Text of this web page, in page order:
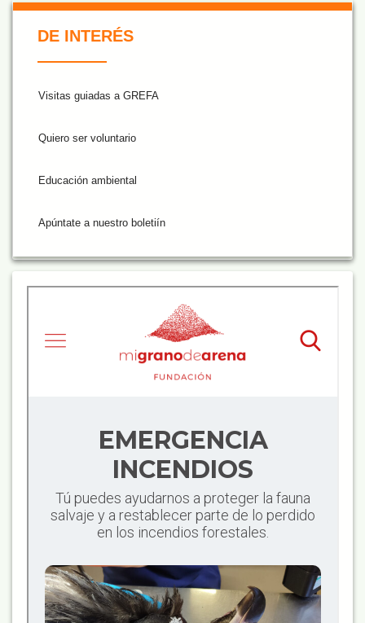
DE INTERÉS
Visitas guiadas a GREFA
Quiero ser voluntario
Educación ambiental
Apúntate a nuestro boletiín